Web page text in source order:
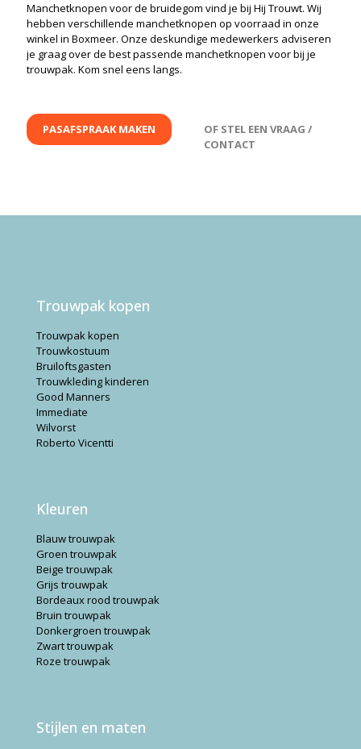
Manchetknopen voor de bruidegom vind je bij Hij Trouwt. Wij
hebben verschillende manchetknopen op voorraad in onze
winkel in Boxmeer. Onze deskundige medewerkers adviseren
je graag over de best passende manchetknopen voor bij je
trouwpak. Kom snel eens langs.
PASAFSPRAAK MAKEN
OF STEL EEN VRAAG /
CONTACT
Trouwpak kopen
Trouwpak kopen
Trouwkostuum
Bruiloftsgasten
Trouwkleding kinderen
Good Manners
Immediate
Wilvorst
Roberto Vicentti
Kleuren
Blauw trouwpak
Groen trouwpak
Beige trouwpak
Grijs trouwpak
Bordeaux rood trouwpak
Bruin trouwpak
Donkergroen trouwpak
Zwart trouwpak
Roze trouwpak
Stijlen en maten